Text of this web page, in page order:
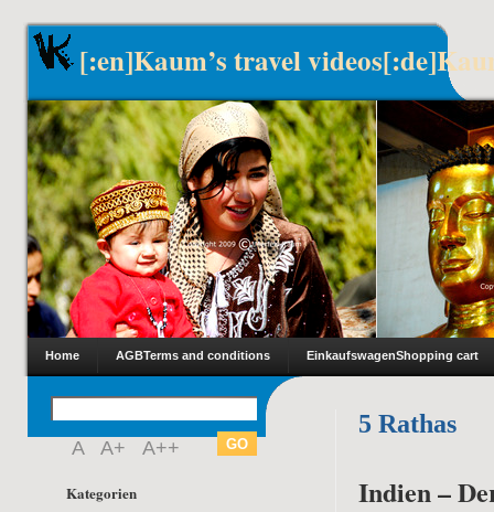
[:en]Kaum’s travel
Home AGBTerms and conditions EinkaufswagenShopping cart
A A+ A++
Kategorien
5 Rathas
Indien –